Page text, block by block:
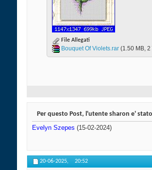
File Allegati
Bouquet Of Violets.rar‎ (1.50 MB,
Per questo Post, l'utente sharon e'
Evelyn Szepes (15-02-2024)
20-06-2025, 20:52